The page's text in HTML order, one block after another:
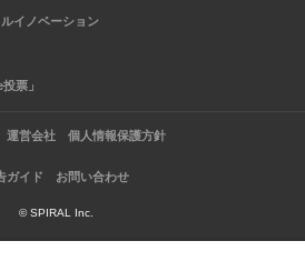
イノベーション
票」
運営会社 個人情報保護方針
ガイド お問い合わせ
© SPIRAL Inc.